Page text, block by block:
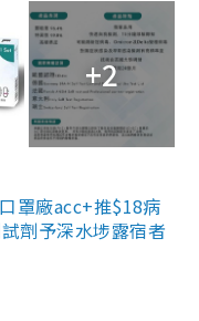
+2
罩廠acc+推$18病
劑予深水埗露宿者